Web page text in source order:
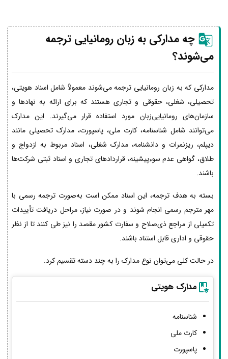
چه مدارکی به زبان رومانیایی ترجمه
می‌شوند؟
مدارکی که به زبان رومانیایی ترجمه می‌شوند معمولاً شامل اسناد هویتی،
تحصیلی، شغلی، حقوقی و تجاری هستند که برای ارائه به نهادها و
سازمان‌های رومانیایی‌زبان مورد استفاده قرار می‌گیرند. این مدارک
می‌توانند شامل شناسنامه، کارت ملی، پاسپورت، مدارک تحصیلی مانند
دیپلم، ریزنمرات و دانشنامه، مدارک شغلی، اسناد مربوط به ازدواج و
طلاق، گواهی عدم سوءپیشینه، قراردادهای تجاری و اسناد ثبتی شرکت‌ها
باشند.
بسته به هدف ترجمه، این اسناد ممکن است به‌صورت ترجمه رسمی با
مهر مترجم رسمی انجام شوند و در صورت نیاز، مراحل دریافت تأییدات
تکمیلی از مراجع ذی‌صلاح و سفارت کشور مقصد را نیز طی کنند تا از نظر
حقوقی و اداری قابل استناد باشند.
در حالت کلی می‌توان نوع مدارک را به چند دسته تقسیم کرد.
مدارک هویتی
شناسنامه
کارت ملی
پاسپورت